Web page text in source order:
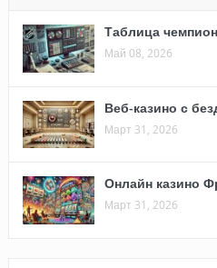
Таблица
Май 08, 2026
Веб-казино с
Март 31, 2026
Онлайн казино
Март 31, 2026